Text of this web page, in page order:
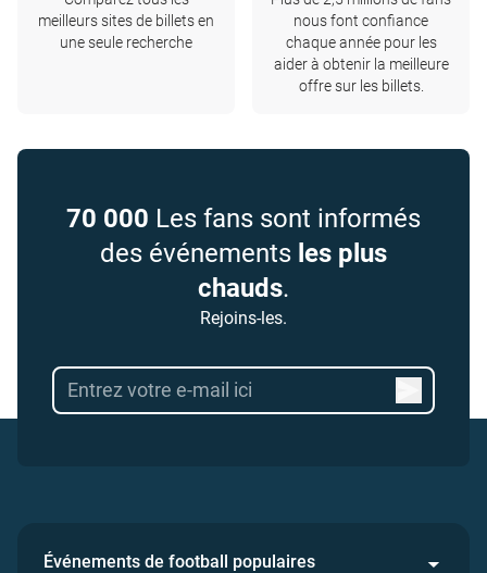
meilleurs sites de billets en
une seule recherche
nous font confiance
chaque année pour les
aider à obtenir la meilleure
offre sur les billets.
70 000 Les fans sont informés
des événements les plus
chauds.
Rejoins-les.
Événements de football populaires